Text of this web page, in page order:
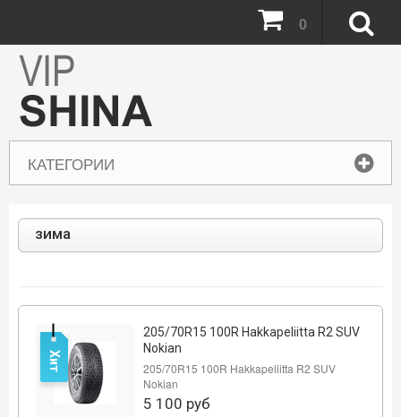
КАТЕГОРИИ
0
зима
205/70R15 100R Hakkapeliitta R2 SUV
Nokian
205/70R15 100R Hakkapeliitta R2 SUV
Nokian
5 100 руб
Хит